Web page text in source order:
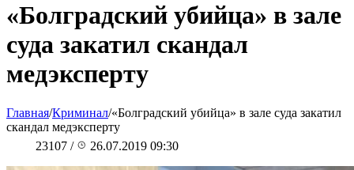
«Болградский убийца» в зале
суда закатил скандал
медэксперту
Главная/Криминал/«Болградский убийца» в зале суда закатил
скандал медэксперту
23107 / 26.07.2019 09:30